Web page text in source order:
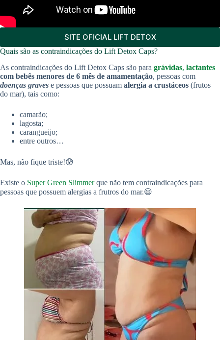
SITE OFICIAL LIFT DETOX
Quais são as contraindicações do Lift Detox Caps?
As contraindicações do Lift Detox Caps são para grávidas, lactantes
com bebês menores de 6 mês de amamentação, pessoas com
doenças graves e pessoas que possuam alergia a crustáceos (frutos
do mar), tais como:
camarão;
lagosta;
carangueijo;
entre outros…
Mas, não fique triste!😰
Existe o Super Green Slimmerque não tem contraindicações para
pessoas que possuem alergias a frutros do mar.😃